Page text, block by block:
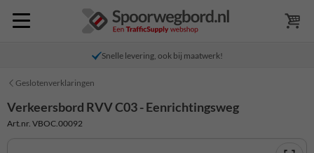
Snelle levering, ook bij maatwerk!
Geslotenverklaringen
Verkeersbord RVV C03 - Eenrichtingsweg
Art.nr. VBOC.00092